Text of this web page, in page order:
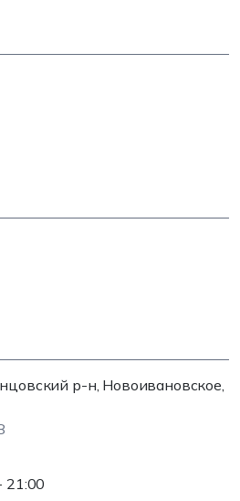
р-н, Новоивановское,
21:00